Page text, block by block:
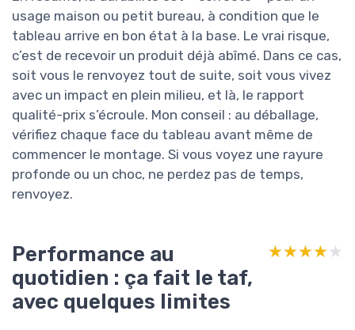
usage maison ou petit bureau, à condition que le
tableau arrive en bon état à la base. Le vrai risque,
c’est de recevoir un produit déjà abîmé. Dans ce cas,
soit vous le renvoyez tout de suite, soit vous vivez
avec un impact en plein milieu, et là, le rapport
qualité-prix s’écroule. Mon conseil : au déballage,
vérifiez chaque face du tableau avant même de
commencer le montage. Si vous voyez une rayure
profonde ou un choc, ne perdez pas de temps,
renvoyez.
Performance au
quotidien : ça fait le taf,
avec quelques limites
★★★★★
★★★★★